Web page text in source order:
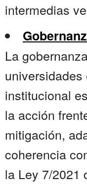
intermedias
La
institucional
la acción
mitigación,
coherencia
la Ley 7/2021